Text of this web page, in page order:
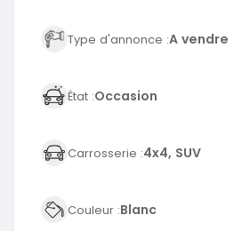
Type d'annonce :A vendre
État :Occasion
Carrosserie :4x4, SUV
Couleur :Blanc